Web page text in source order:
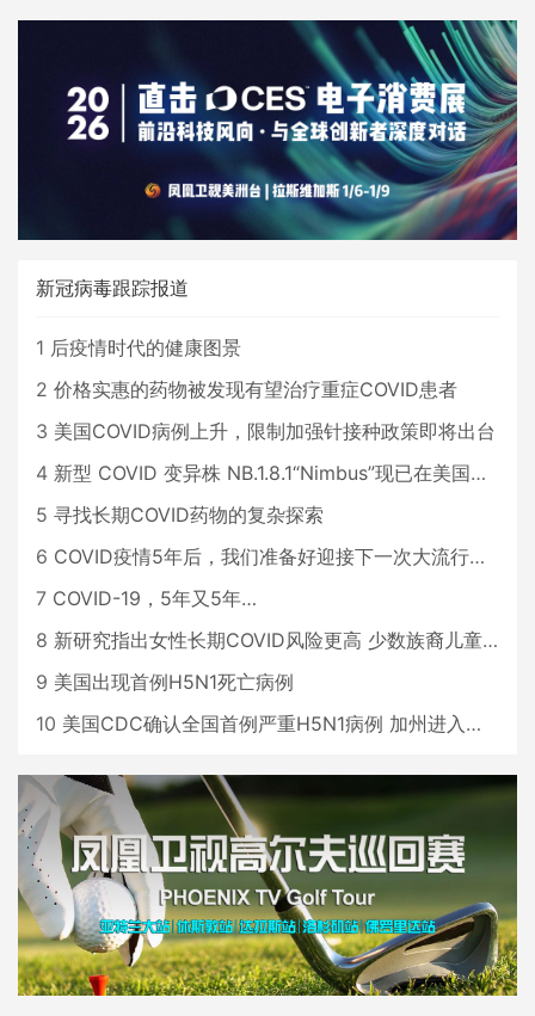
新冠病毒跟踪报道
1 后疫情时代的健康图景
2 价格实惠的药物被发现有望治疗重症COVID患者
3 美国COVID病例上升，限制加强针接种政策即将出台
4 新型 COVID 变异株 NB.1.8.1“Nimbus”现已在美国占据主导地位
5 寻找长期COVID药物的复杂探索
6 COVID疫情5年后，我们准备好迎接下一次大流行了吗？
7 COVID-19，5年又5年…
8 新研究指出女性长期COVID风险更高 少数族裔儿童存在差异
9 美国出现首例H5N1死亡病例
10 美国CDC确认全国首例严重H5N1病例 加州进入紧急状态